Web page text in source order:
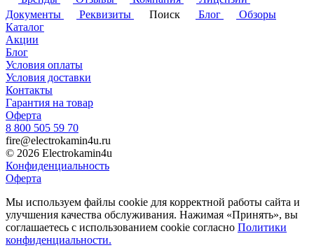
Документы
Реквизиты Поиск Блог
Обзоры
Каталог
Акции
Блог
Условия оплаты
Условия доставки
Контакты
Гарантия на товар
Оферта
8 800 505 59 70
fire@electrokamin4u.ru
© 2026 Electrokamin4u
Конфиденциальность
Оферта
Мы используем файлы cookie для корректной работы сайта и
улучшения качества обслуживания. Нажимая «Принять», вы
соглашаетесь с использованием cookie согласно Политики
конфиденциальности.